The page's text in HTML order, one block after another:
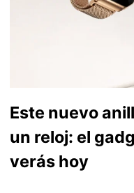
Este nuevo
un reloj: el
verás hoy